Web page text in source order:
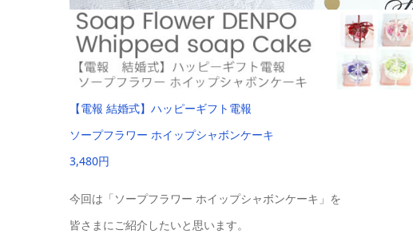
【電報 結婚式】ハッピーギフト電報
ソープフラワー ホイップシャボンケーキ
3,480円
今回は「ソープフラワー ホイップシャボンケーキ」を
皆さまにご紹介したいと思います。